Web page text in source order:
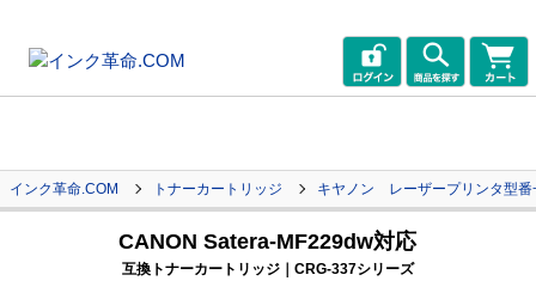
インク革命.COM トナーカートリッジ キヤノン レーザープリンタ型番
CANON Satera-MF229dw対応
互換トナーカートリッジ｜CRG-337シリーズ